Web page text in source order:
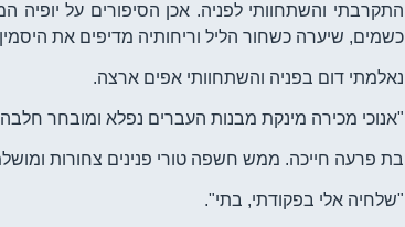
התקרבתי והשתחוותי לפניה. אכן הסיפורים על יופיה
כשמים, שיערה כשחור הליל וריחותיה מדיפים את
נאלמתי דום בפניה והשתחוותי אפים ארצה.
"אנוכי מכירה מינקת מבנות העברים נפלא ומובחר
בת פרעה חייכה. ממש חשפה טורי פנינים צחורות
"שלחיה אלי בפקודתי, בתי".